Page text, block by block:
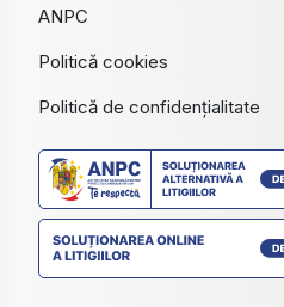
ANPC
Politică cookies
Politică de confidențialitate